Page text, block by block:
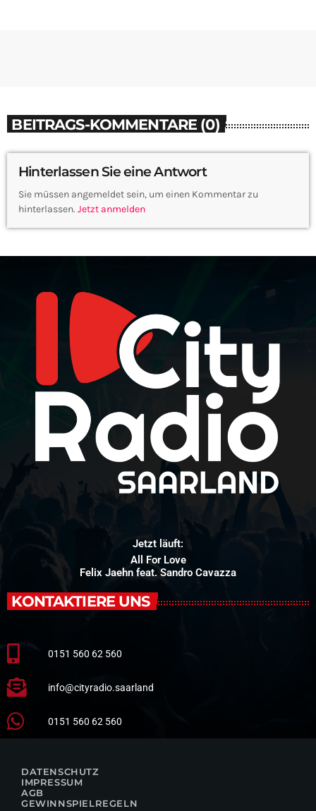
BEITRAGS-KOMMENTARE (0)
Hinterlassen Sie eine Antwort
Sie müssen angemeldet sein, um einen Kommentar zu
hinterlassen. Jetzt anmelden
Jetzt läuft:
All For Love
Felix Jaehn feat. Sandro Cavazza
KONTAKTIERE UNS
0151 560 62 560
info@cityradio.saarland
0151 560 62 560
DATENSCHUTZ
IMPRESSUM
AGB
GEWINNSPIELREGELN